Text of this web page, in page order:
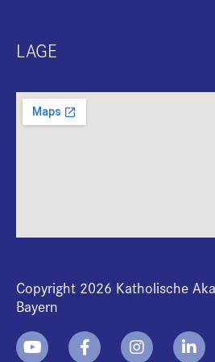
LAGE
Copyright 2026 Katholische
Bayern